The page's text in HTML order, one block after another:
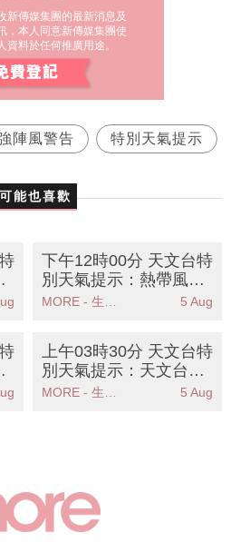
新傳媒集團的最新消息及
，本人同意新傳媒集團使
資料於任何推廣用途。
陣風警告 特別天氣提示
能也喜歡
下午12時00分 天文台特
別天氣提示：熱帶風暴
鯨魚對本港威脅不大未
MORE - 生活品味 5 Aug
上午03時30分 天文台特
別天氣提示：天文台預
測熱帶風暴鯨魚對本港
5 Aug